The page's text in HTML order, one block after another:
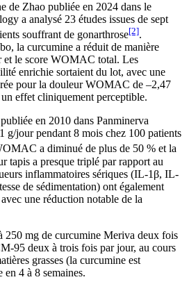
de Zhao publiée en 2024 dans le
a analysé 23 études issues de sept
souffrant de gonarthrose[2].
la curcumine a réduit de manière
le score WOMAC total. Les
enrichie sortaient du lot, avec une
pour la douleur WOMAC de –2,47
effet cliniquement perceptible.
en 2010 dans Panminerva
g/jour pendant 8 mois chez 100 patients
a diminué de plus de 50 % et la
tapis a presque triplé par rapport au
inflammatoires sériques (IL-1β, IL-
de sédimentation) ont également
une réduction notable de la
250 mg de curcumine Meriva deux fois
95 deux à trois fois par jour, au cours
grasses (la curcumine est
4 à 8 semaines.